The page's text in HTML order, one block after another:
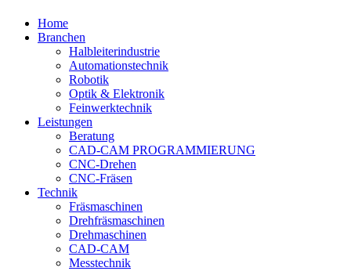
Close
Menu
Home
Branchen
Halbleiterindustrie
Automationstechnik
Robotik
Optik & Elektronik
Feinwerktechnik
Leistungen
Beratung
CAD-CAM PROGRAMMIERUNG
CNC-Drehen
CNC-Fräsen
Technik
Fräsmaschinen
Drehfräsmaschinen
Drehmaschinen
CAD-CAM
Messtechnik